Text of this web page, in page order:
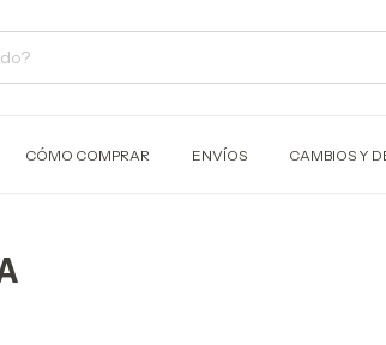
CÓMO COMPRAR ENVÍOS CAMBIOS Y